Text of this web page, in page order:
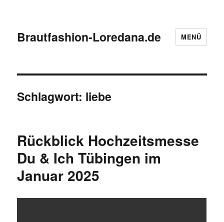
Brautfashion-Loredana.de MENÜ
Schlagwort: liebe
Rückblick Hochzeitsmesse
Du & Ich Tübingen im
Januar 2025